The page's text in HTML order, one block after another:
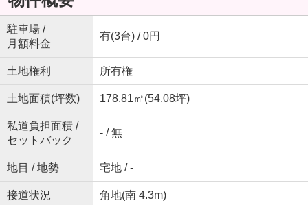
駐車場 /
月額料金
有(3台) / 0円
土地権利 所有権
土地面積(坪数) 178.81㎡(54.08坪)
私道負担面積 /
セットバック
- / 無
地目 / 地勢 宅地 / -
接道状況 角地(南 4.3m)